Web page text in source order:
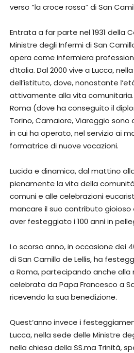
verso “la croce rossa” di San
Entrata a far parte nel 1931 della
Ministre degli Infermi di San
opera come infermiera
d’Italia. Dal 2000 vive a Lucca,
dell’istituto, dove, nonostante
attivamente alla vita comunitaria.
Roma (dove ha conseguito il
Torino, Camaiore, Viareggio
in cui ha operato, nel servizio ai
formatrice di nuove vocazioni.
Lucida e dinamica, dal mattino
pienamente la vita della
comuni e alle celebrazioni
mancare il suo contributo gioioso
aver festeggiato i 100 anni in
Lo scorso anno, in occasione dei
di San Camillo de Lellis, ha
a Roma, partecipando anche
celebrata da Papa Francesco a
ricevendo la sua benedizione.
Quest’anno invece i
Lucca, nella sede delle Ministre
nella chiesa della SS.ma Trinità,